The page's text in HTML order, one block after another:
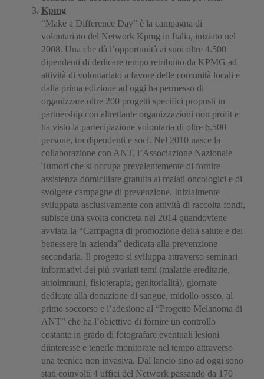
Kpmg
“Make a Difference Day” è la campagna di
volontariato del Network Kpmg in Italia, iniziato nel
2008. Una che dà l’opportunità ai suoi oltre 4.500
dipendenti di dedicare tempo retribuito da KPMG ad
attività di volontariato a favore delle comunità locali e
dalla prima edizione ad oggi ha permesso di
organizzare oltre 200 progetti specifici proposti in
partnership con altrettante organizzazioni non profit e
ha visto la partecipazione volontaria di oltre 6.500
persone, tra dipendenti e soci. Nel 2010 nasce la
collaborazione con ANT, l’Associazione Nazionale
Tumori che si occupa prevalentemente di fornire
assistenza domiciliare gratuita ai malati oncologici e di
svolgere campagne di prevenzione. Inizialmente
sviluppata asclusivamente con attività di raccolta fondi,
subisce una svolta concreta nel 2014 quandoviene
avviata la “Campagna di promozione della salute e del
benessere in azienda” dedicata alla prevenzione
secondaria. Il progetto si sviluppa attraverso seminari
informativi dei più svariati temi (malattie ereditarie,
autoimmuni, fisioterapia, genitorialità), giornate
dedicate alla donazione di sangue, midollo osseo, al
primo soccorso e l’adesione al “Progetto Melanoma di
ANT” che ha l’obiettivo di fornire un controllo
costante in grado di fotografare eventuali lesioni
diinteresse e tenerle monitorate nel tempo attraverso
una tecnica non invasiva. Dal lancio sino ad oggi sono
stati coinvolti 4 uffici del Network passando da 170